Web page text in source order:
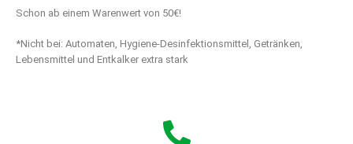
Schon ab einem Warenwert von 50€!
*Nicht bei: Automaten, Hygiene-Desinfektionsmittel, Getränken,
Lebensmittel und Entkalker extra stark